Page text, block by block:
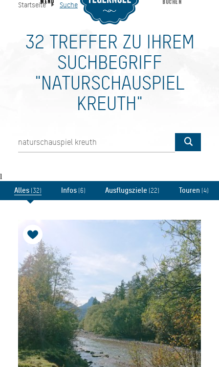
Startseite Suche
32 TREFFER ZU IHREM
SUCHBEGRIFF
"NATURSCHAUSPIEL
KREUTH"
l
Alles(32) Infos(6) Ausflugsziele (22) Touren (4)
Startseite Suche
MENU BUCHEN